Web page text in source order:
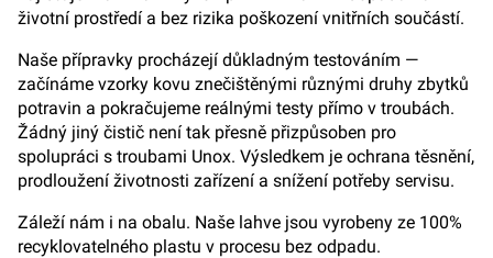
životní prostředí a bez rizika poškození vnitřních součástí.
Naše přípravky procházejí důkladným testováním —
začínáme vzorky kovu znečištěnými různými druhy zbytků
potravin a pokračujeme reálnými testy přímo v troubách.
Žádný jiný čistič není tak přesně přizpůsoben pro
spolupráci s troubami Unox. Výsledkem je ochrana těsnění,
prodloužení životnosti zařízení a snížení potřeby servisu.
Záleží nám i na obalu. Naše lahve jsou vyrobeny ze 100%
recyklovatelného plastu v procesu bez odpadu.